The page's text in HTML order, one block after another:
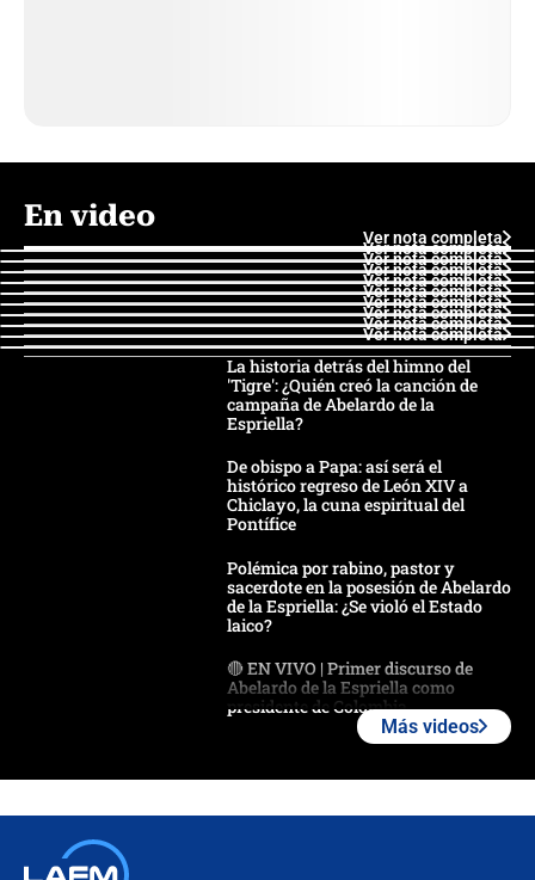
En video
Ver nota completa
Ver nota completa
Ver nota completa
Ver nota completa
Ver nota completa
Ver nota completa
Ver nota completa
Ver nota completa
Ver nota completa
Ver nota completa
La historia detrás del himno del
'Tigre': ¿Quién creó la canción de
campaña de Abelardo de la
Espriella?
De obispo a Papa: así será el
histórico regreso de León XIV a
Chiclayo, la cuna espiritual del
Pontífice
Polémica por rabino, pastor y
sacerdote en la posesión de Abelardo
de la Espriella: ¿Se violó el Estado
laico?
🔴 EN VIVO | Primer discurso de
Abelardo de la Espriella como
presidente de Colombia
Más videos